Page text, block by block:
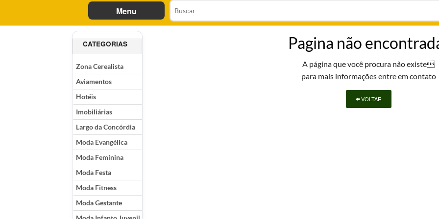
Menu
CATEGORIAS
Zona Cerealista
Aviamentos
Hotéis
Imobiliárias
Largo da Concórdia
Moda Evangélica
Moda Feminina
Moda Festa
Moda Fitness
Moda Gestante
Pagina não
A página que você procura não existe
para mais informações entre em contato
VOLTAR